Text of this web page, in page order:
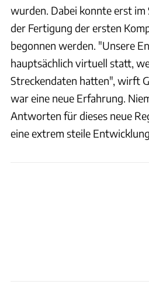
wurden. Dabei konnte erst im
der Fertigung der ersten
begonnen werden. "Unsere
hauptsächlich virtuell statt,
Streckendaten hatten", wirft
war eine neue Erfahrung.
Antworten für dieses neue
eine extrem steile